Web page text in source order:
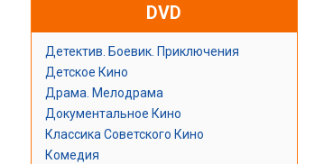
DVD
Детектив. Боевик. Приключения
Детское Кино
Драма. Мелодрама
Документальное Кино
Классика Советского Кино
Комедия